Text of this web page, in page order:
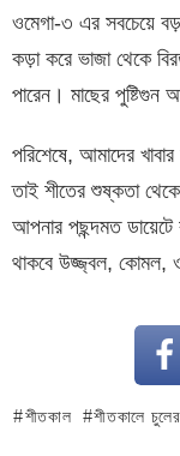
ওমেগা-৩ এর সবচেয়ে
কড়া করে ভাজা থেকে
পারেন। মাছের পুষ্টিগুন
পরিশেষে, আমাদের
তাই শীতের শুষ্কতা
আপনার পছন্দমত
থাকবে উজ্জ্বল, কোমল,
শীতকাল শীতকালে